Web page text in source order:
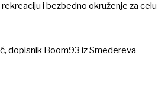
i bezbedno okruženje za celu
dopisnik Boom93 iz Smedereva